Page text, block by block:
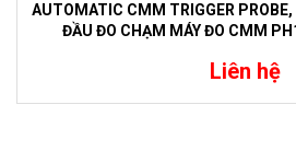
AUTOMATIC CMM TRIGGER
ĐẦU ĐO CHẠM MÁY ĐO CMM
Liên hệ